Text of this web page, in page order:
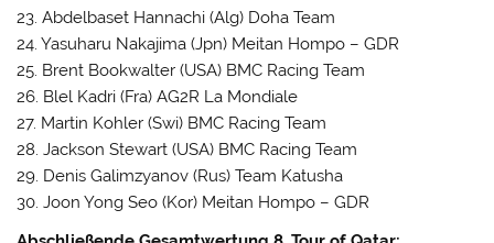
23. Abdelbaset Hannachi (Alg) Doha Team
24. Yasuharu Nakajima (Jpn) Meitan Hompo – GDR
25. Brent Bookwalter (USA) BMC Racing Team
26. Blel Kadri (Fra) AG2R La Mondiale
27. Martin Kohler (Swi) BMC Racing Team
28. Jackson Stewart (USA) BMC Racing Team
29. Denis Galimzyanov (Rus) Team Katusha
30. Joon Yong Seo (Kor) Meitan Hompo – GDR